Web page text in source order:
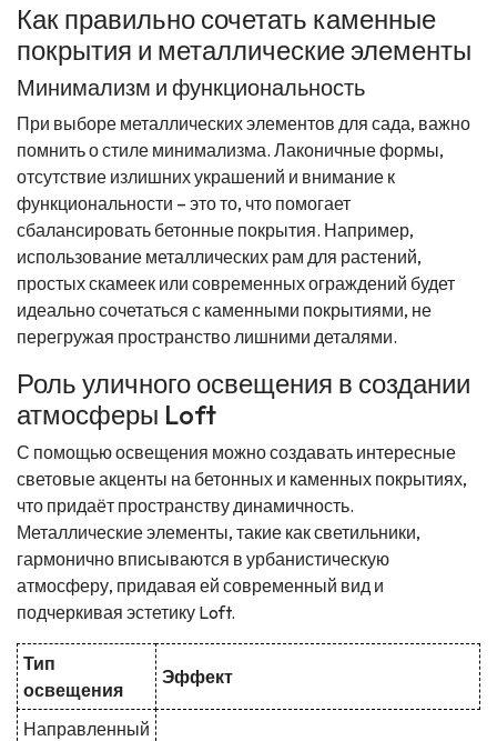
Как правильно сочетать каменные
покрытия и металлические элементы
Минимализм и функциональность
При выборе металлических элементов для сада, важно
помнить о стиле минимализма. Лаконичные формы,
отсутствие излишних украшений и внимание к
функциональности – это то, что помогает
сбалансировать бетонные покрытия. Например,
использование металлических рам для растений,
простых скамеек или современных ограждений будет
идеально сочетаться с каменными покрытиями, не
перегружая пространство лишними деталями.
Роль уличного освещения в создании
атмосферы Loft
С помощью освещения можно создавать интересные
световые акценты на бетонных и каменных покрытиях,
что придаёт пространству динамичность.
Металлические элементы, такие как светильники,
гармонично вписываются в урбанистическую
атмосферу, придавая ей современный вид и
подчеркивая эстетику Loft.
Тип
освещения
Эффект
Направленный